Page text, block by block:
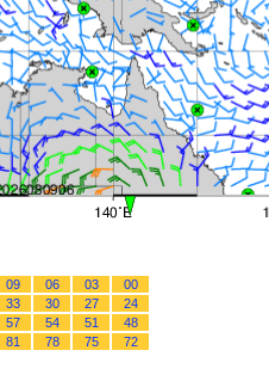
00
03
06
09
24
27
30
33
48
51
54
57
72
75
78
81